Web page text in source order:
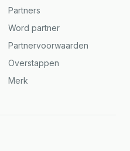
Partners
Word partner
Partnervoorwaarden
Overstappen
Merk